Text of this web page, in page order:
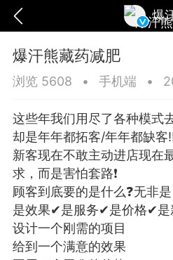
爆
爆汗熊藏药减肥
浏览 5608 • 手机端 •
这些年我们用尽了各种模式
却是年年都拓客/​年年都缺客
新客现在不敢主动进店现在
求，而是害怕套路❗
​顾客到底要的是什么❓无非是
是效果✔是服务✔是价格✔是
设计一个刚需的项目
给到一个满意的效果